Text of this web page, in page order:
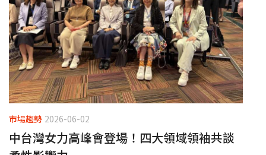
市場趨勢 2026-06-02
中台灣女力高峰會登場！四大領域領袖共談